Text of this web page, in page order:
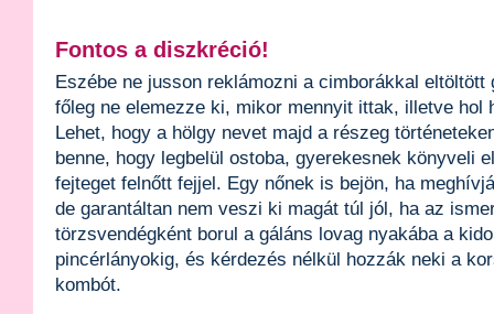
Fontos a diszkréció!
Eszébe ne jusson reklámozni a cimborákkal eltöltött
főleg ne elemezze ki, mikor mennyit ittak, illetve hol
Lehet, hogy a hölgy nevet majd a részeg
benne, hogy legbelül ostoba, gyerekesnek könyveli
fejteget felnőtt fejjel. Egy nőnek is bejön, ha
de garantáltan nem veszi ki magát túl jól, ha az
törzsvendégként borul a gáláns lovag nyakába a
pincérlányokig, és kérdezés nélkül hozzák neki a
kombót.